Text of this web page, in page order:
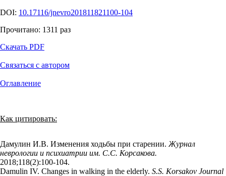
DOI: 10.17116/jnevro201811821100-104
Прочитано: 1311 раз
Скачать PDF
Связаться с автором
Оглавление
Как цитировать:
Дамулин И.В. Изменения ходьбы при старении. Журнал
неврологии и психиатрии им. С.С. Корсакова.
2018;118(2):100‑104.
Damulin IV. Changes in walking in the elderly. S.S. Korsakov Journal